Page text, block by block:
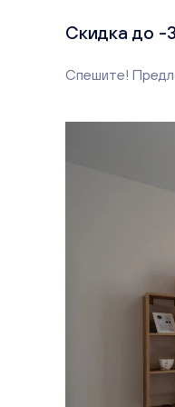
Скидка до -
Спешите!